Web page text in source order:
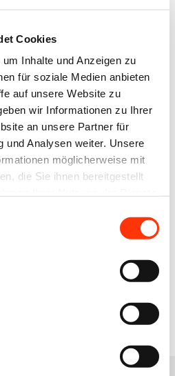
Cookies
Inhalte und Anzeigen zu
für soziale Medien anbieten
auf unsere Website zu
wir Informationen zu Ihrer
an unsere Partner für
und Analysen weiter. Unsere
möglicherweise mit
die Sie ihnen bereitgestellt
Recht
online.de
121
Recht